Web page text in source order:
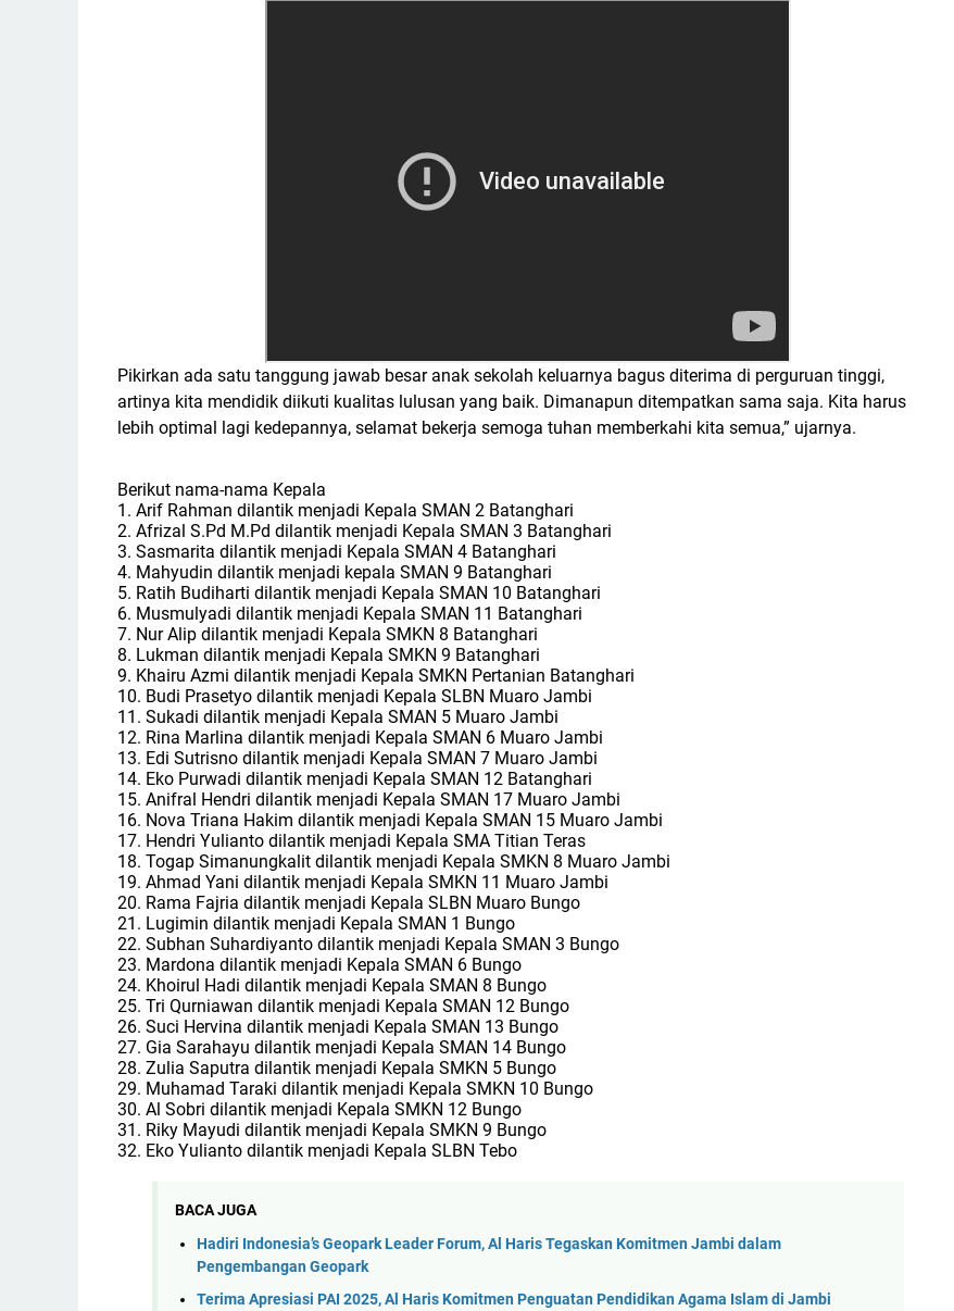
Pikirkan ada satu tanggung jawab besar anak sekolah keluarnya bagus diterima di perguruan tinggi,
artinya kita mendidik diikuti kualitas lulusan yang baik. Dimanapun ditempatkan sama saja. Kita harus
lebih optimal lagi kedepannya, selamat bekerja semoga tuhan memberkahi kita semua,” ujarnya.
Berikut nama-nama Kepala
1. Arif Rahman dilantik menjadi Kepala SMAN 2 Batanghari
2. Afrizal S.Pd M.Pd dilantik menjadi Kepala SMAN 3 Batanghari
3. Sasmarita dilantik menjadi Kepala SMAN 4 Batanghari
4. Mahyudin dilantik menjadi kepala SMAN 9 Batanghari
5. Ratih Budiharti dilantik menjadi Kepala SMAN 10 Batanghari
6. Musmulyadi dilantik menjadi Kepala SMAN 11 Batanghari
7. Nur Alip dilantik menjadi Kepala SMKN 8 Batanghari
8. Lukman dilantik menjadi Kepala SMKN 9 Batanghari
9. Khairu Azmi dilantik menjadi Kepala SMKN Pertanian Batanghari
10. Budi Prasetyo dilantik menjadi Kepala SLBN Muaro Jambi
11. Sukadi dilantik menjadi Kepala SMAN 5 Muaro Jambi
12. Rina Marlina dilantik menjadi Kepala SMAN 6 Muaro Jambi
13. Edi Sutrisno dilantik menjadi Kepala SMAN 7 Muaro Jambi
14. Eko Purwadi dilantik menjadi Kepala SMAN 12 Batanghari
15. Anifral Hendri dilantik menjadi Kepala SMAN 17 Muaro Jambi
16. Nova Triana Hakim dilantik menjadi Kepala SMAN 15 Muaro Jambi
17. Hendri Yulianto dilantik menjadi Kepala SMA Titian Teras
18. Togap Simanungkalit dilantik menjadi Kepala SMKN 8 Muaro Jambi
19. Ahmad Yani dilantik menjadi Kepala SMKN 11 Muaro Jambi
20. Rama Fajria dilantik menjadi Kepala SLBN Muaro Bungo
21. Lugimin dilantik menjadi Kepala SMAN 1 Bungo
22. Subhan Suhardiyanto dilantik menjadi Kepala SMAN 3 Bungo
23. Mardona dilantik menjadi Kepala SMAN 6 Bungo
24. Khoirul Hadi dilantik menjadi Kepala SMAN 8 Bungo
25. Tri Qurniawan dilantik menjadi Kepala SMAN 12 Bungo
26. Suci Hervina dilantik menjadi Kepala SMAN 13 Bungo
27. Gia Sarahayu dilantik menjadi Kepala SMAN 14 Bungo
28. Zulia Saputra dilantik menjadi Kepala SMKN 5 Bungo
29. Muhamad Taraki dilantik menjadi Kepala SMKN 10 Bungo
30. Al Sobri dilantik menjadi Kepala SMKN 12 Bungo
31. Riky Mayudi dilantik menjadi Kepala SMKN 9 Bungo
32. Eko Yulianto dilantik menjadi Kepala SLBN Tebo
BACA JUGA
Hadiri Indonesia’s Geopark Leader Forum, Al Haris Tegaskan Komitmen Jambi dalam
Pengembangan Geopark
Terima Apresiasi PAI 2025, Al Haris Komitmen Penguatan Pendidikan Agama Islam di Jambi